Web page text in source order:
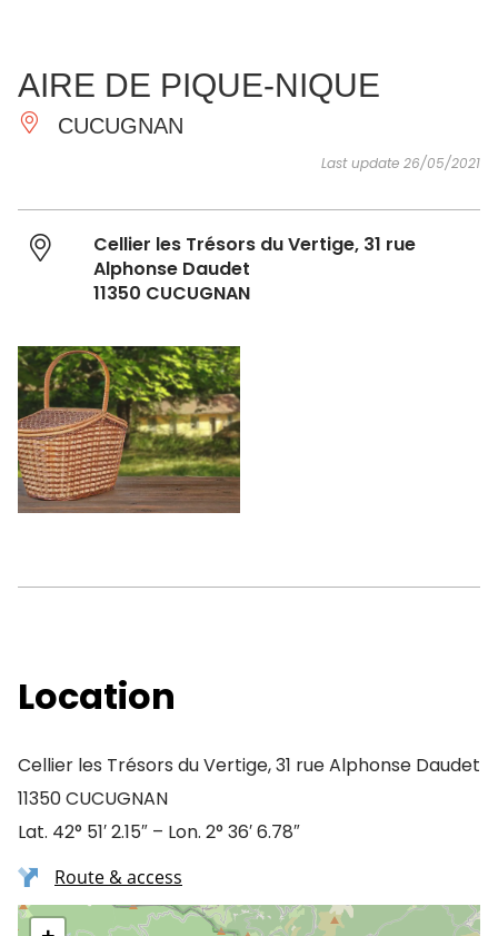
ESSENTIAL
AND
DO
INSPIRATIONS
AIRE DE PIQUE-NIQUE
CUCUGNAN
Last update 26/05/2021
Cellier les Trésors du Vertige, 31 rue
Alphonse Daudet
11350 CUCUGNAN
Location
Cellier les Trésors du Vertige, 31 rue Alphonse Daudet
11350 CUCUGNAN
Lat. 42° 51′ 2.15″ – Lon. 2° 36′ 6.78″
Route & access